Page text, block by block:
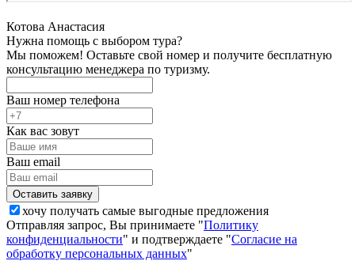
Котова Анастасия
Нужна помощь с выбором тура?
Мы поможем! Оставьте свой номер и получите бесплатную
консультацию менеджера по туризму.
Ваш номер телефона
Как вас зовут
Ваш email
хочу получать самые выгодные предложения
Отправляя запрос, Вы принимаете "Политику
конфиденциальности" и подтверждаете "Согласие на
обработку персональных данных"